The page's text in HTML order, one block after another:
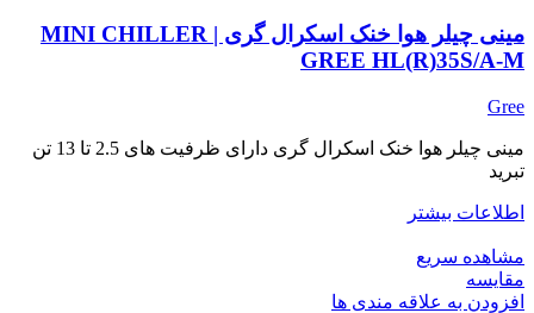
مینی چیلر هوا خنک اسکرال گری | MINI CHILLER
GREE HL(R)35S/A-M
Gree
مینی چیلر هوا خنک اسکرال گری دارای ظرفیت های 2.5 تا 13 تن
تبرید
اطلاعات بیشتر
مشاهده سریع
مقایسه
افزودن به علاقه مندی ها